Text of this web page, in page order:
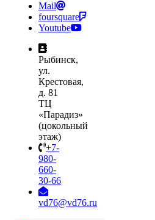
Mail
foursquare
Youtube
Рыбинск,
ул.
Крестовая,
д. 81
ТЦ
«Парадиз»
(цокольный
этаж)
+7-
980-
660-
30-66
vd76@vd76.ru